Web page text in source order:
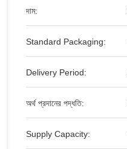
দাম:
Standard Packaging:
Delivery Period:
অর্থ প্রদানের পদ্ধতি:
Supply Capacity: